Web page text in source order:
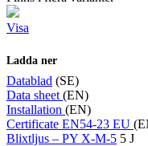
Visa
Ladda ner
Datablad (SE)
Data sheet (EN)
Installation (EN)
Certificate EN54-23 EU
Blixtljus – PY X-M-5 5 J